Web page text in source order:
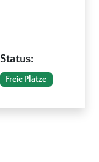
Status:
Freie Plätze